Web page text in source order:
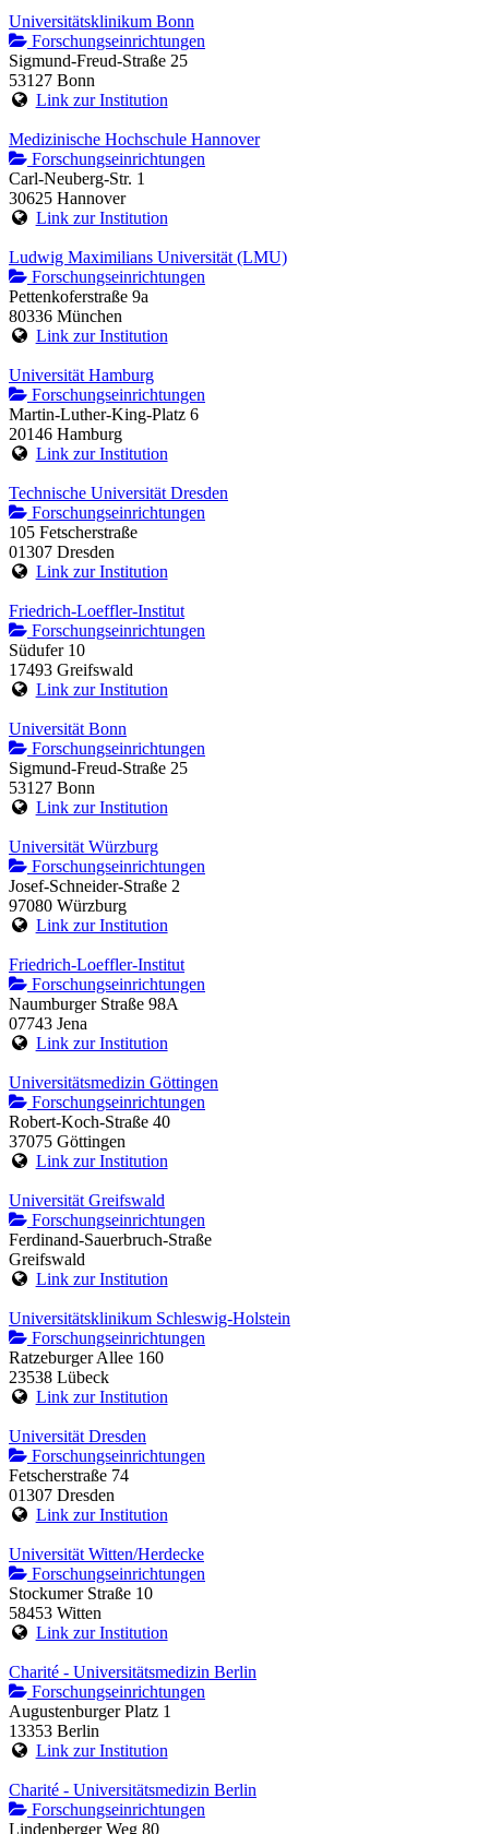
Universitätsklinikum Bonn
Forschungseinrichtungen
Sigmund-Freud-Straße 25
53127 Bonn
Link zur Institution
Medizinische Hochschule Hannover
Forschungseinrichtungen
Carl-Neuberg-Str. 1
30625 Hannover
Link zur Institution
Ludwig Maximilians Universität (LMU)
Forschungseinrichtungen
Pettenkoferstraße 9a
80336 München
Link zur Institution
Universität Hamburg
Forschungseinrichtungen
Martin-Luther-King-Platz 6
20146 Hamburg
Link zur Institution
Technische Universität Dresden
Forschungseinrichtungen
105 Fetscherstraße
01307 Dresden
Link zur Institution
Friedrich-Loeffler-Institut
Forschungseinrichtungen
Südufer 10
17493 Greifswald
Link zur Institution
Universität Bonn
Forschungseinrichtungen
Sigmund-Freud-Straße 25
53127 Bonn
Link zur Institution
Universität Würzburg
Forschungseinrichtungen
Josef-Schneider-Straße 2
97080 Würzburg
Link zur Institution
Friedrich-Loeffler-Institut
Forschungseinrichtungen
Naumburger Straße 98A
07743 Jena
Link zur Institution
Universitätsmedizin Göttingen
Forschungseinrichtungen
Robert-Koch-Straße 40
37075 Göttingen
Link zur Institution
Universität Greifswald
Forschungseinrichtungen
Ferdinand-Sauerbruch-Straße
Greifswald
Link zur Institution
Universitätsklinikum Schleswig-Holstein
Forschungseinrichtungen
Ratzeburger Allee 160
23538 Lübeck
Link zur Institution
Universität Dresden
Forschungseinrichtungen
Fetscherstraße 74
01307 Dresden
Link zur Institution
Universität Witten/Herdecke
Forschungseinrichtungen
Stockumer Straße 10
58453 Witten
Link zur Institution
Charité - Universitätsmedizin Berlin
Forschungseinrichtungen
Augustenburger Platz 1
13353 Berlin
Link zur Institution
Charité - Universitätsmedizin Berlin
Forschungseinrichtungen
Lindenberger Weg 80